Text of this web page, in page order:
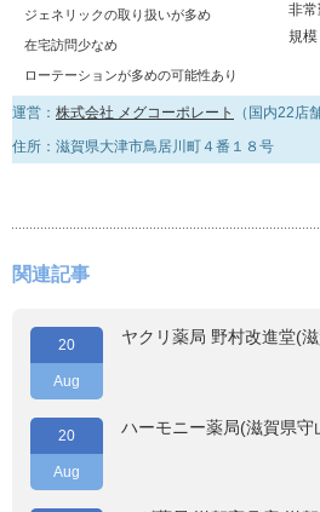
ジェネリックの取り扱いが多め
在宅訪問少なめ
ローテーションが多めの可能性あり
非常
規
運営： 株式会社 メグコーポレート
（国内22店
住所：滋賀県大津市鳥居川町４番１８号
関連記事
20
Aug
ヤクリ薬局 野村改進堂(
20
Aug
ハーモニー薬局(滋賀県守